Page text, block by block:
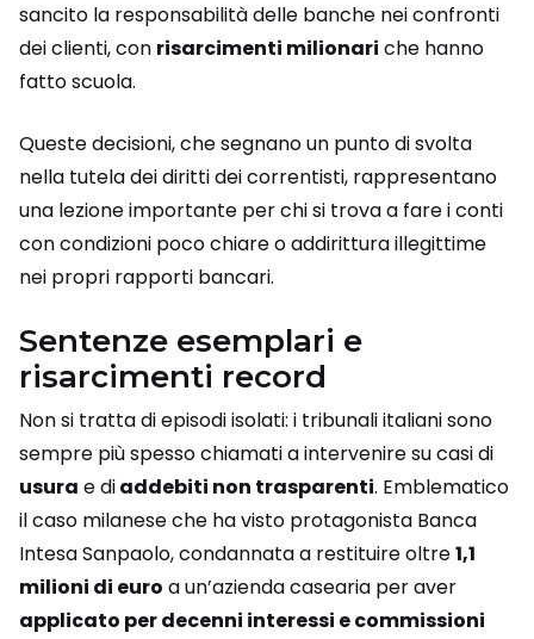
sancito la responsabilità delle banche nei confronti
dei clienti, con risarcimenti milionari che hanno
fatto scuola.
Queste decisioni, che segnano un punto di svolta
nella tutela dei diritti dei correntisti, rappresentano
una lezione importante per chi si trova a fare i conti
con condizioni poco chiare o addirittura illegittime
nei propri rapporti bancari.
Sentenze esemplari e
risarcimenti record
Non si tratta di episodi isolati: i tribunali italiani sono
sempre più spesso chiamati a intervenire su casi di
usura e diaddebiti non trasparenti. Emblematico
il caso milanese che ha visto protagonista Banca
Intesa Sanpaolo, condannata a restituire oltre1,1
milioni di euro a un’azienda casearia per aver
applicato per decenni interessi e commissioni